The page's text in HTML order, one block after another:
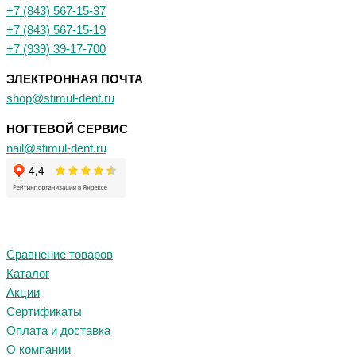
+7 (843) 567-15-37
+7 (843) 567-15-19
+7 (939) 39-17-700
ЭЛЕКТРОННАЯ ПОЧТА
shop@stimul-dent.ru
НОГТЕВОЙ СЕРВИС
nail@stimul-dent.ru
Сравнение товаров
Каталог
Акции
Сертификаты
Оплата и доставка
О компании